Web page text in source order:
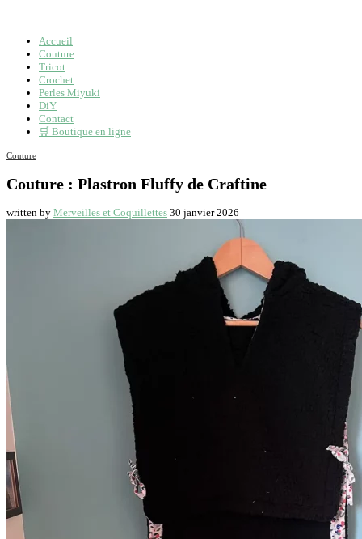
Accueil
Couture
Tricot
Crochet
Perles Miyuki
DiY
Contact
🛒 Boutique en ligne
Couture
Couture : Plastron Fluffy de Craftine
written by Merveilles et Coquillettes 30 janvier 2026